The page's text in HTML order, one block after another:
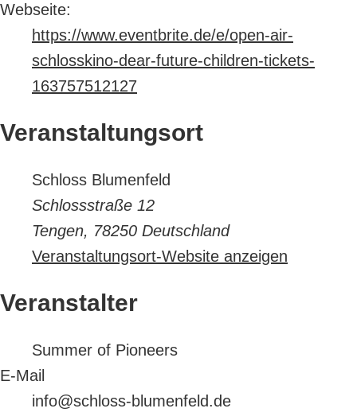
Webseite:
https://www.eventbrite.de/e/open-air-
schlosskino-dear-future-children-tickets-
163757512127
Veranstaltungsort
Schloss Blumenfeld
Schlossstraße 12
Tengen, 78250 Deutschland
Veranstaltungsort-Website anzeigen
Veranstalter
Summer of Pioneers
E-Mail
info@schloss-blumenfeld.de